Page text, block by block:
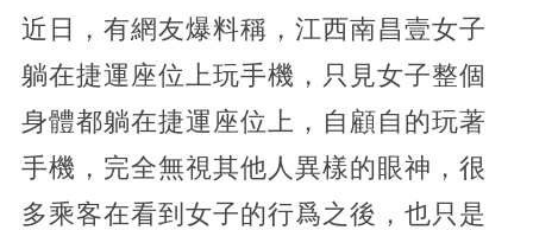
近日，有網友爆料稱，江西南昌壹女子
躺在捷運座位上玩手機，只見女子整個
身體都躺在捷運座位上，自顧自的玩著
手機，完全無視其他人異樣的眼神，很
多乘客在看到女子的行爲之後，也只是